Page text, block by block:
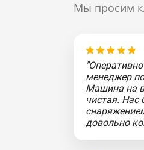
Мы просим
менеджер
Машина на
чистая. Нас
довольно